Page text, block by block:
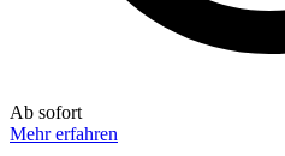
Ab sofort
Mehr erfahren